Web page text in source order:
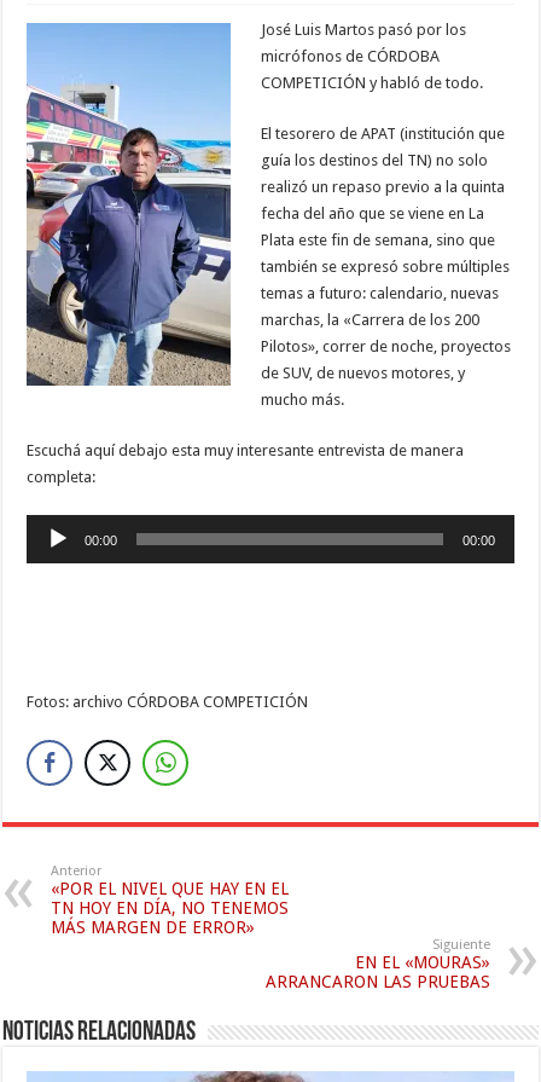
José Luis Martos pasó por los
micrófonos de CÓRDOBA
COMPETICIÓN y habló de todo.
El tesorero de APAT (institución que
guía los destinos del TN) no solo
realizó un repaso previo a la quinta
fecha del año que se viene en La
Plata este fin de semana, sino que
también se expresó sobre múltiples
temas a futuro: calendario, nuevas
marchas, la «Carrera de los 200
Pilotos», correr de noche, proyectos
de SUV, de nuevos motores, y
mucho más.
Escuchá aquí debajo esta muy interesante entrevista de manera
completa:
Reproductor
00:00 00:00
Fotos: archivo CÓRDOBA COMPETICIÓN
Anterior
«POR EL NIVEL QUE HAY EN EL
TN HOY EN DÍA, NO TENEMOS
MÁS MARGEN DE ERROR»
Siguiente
EN EL «MOURAS»
ARRANCARON LAS PRUEBAS
Noticias relacionadas